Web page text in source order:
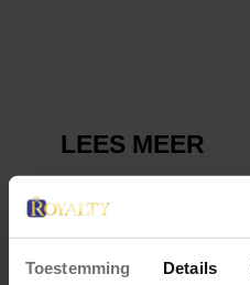
Toestemming Details